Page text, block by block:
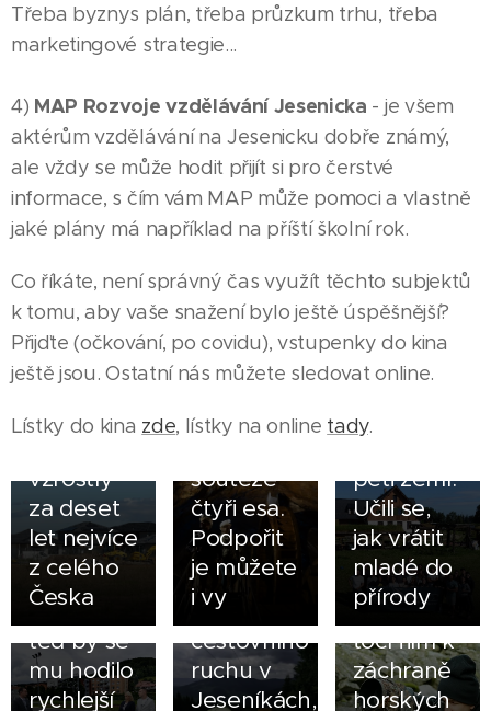
Třeba byznys plán, třeba průzkum trhu, třeba
marketingové strategie...
4) MAP Rozvoje vzdělávání Jesenicka - je všem
aktérům vzdělávání na Jesenicku dobře známý,
ale vždy se může hodit přijít si pro čerstvé
informace, s čím vám MAP může pomoci a vlastně
jaké plány má například na příští školní rok.
Co říkáte, není správný čas využít těchto subjektů
k tomu, aby vaše snažení bylo ještě úspěšnější?
Přijďte (očkování, po covidu), vstupenky do kina
ještě jsou. Ostatní nás můžete sledovat online.
Lístky do kina zde, lístky na online tady.
03.08.2026
DATA:
Ceny
stavebních
pozemků
na
vzrostly
za deset
let nejvíce
z celého
Česka
26.07.2026
Jesenicko
má ve
finále
soutěže
čtyři esa.
Podpořit
je můžete
i vy
23.07.2026
Tim Velc
pozval na
Rejvíz
mládežnické
pěti zemí.
Učili se,
jak vrátit
mladé do
přírody
22.07.2026
Kavka v
ČT24:
Jesenicko
ukázalo
odolnost,
teď by se
mu hodilo
rychlejší
19.07.2026
Holba
pointy
obohacují
nabídku
cestovního
ruchu v
Jeseníkách,
10.07.2026
Tomáš
Vynikal
točí film k
záchraně
horských